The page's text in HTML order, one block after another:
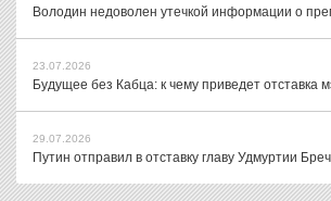
Володин недоволен утечкой информации о
23.07.2026
Будущее без Кабца: к чему приведет отставка
29.07.2026
Путин отправил в отставку главу Удмуртии